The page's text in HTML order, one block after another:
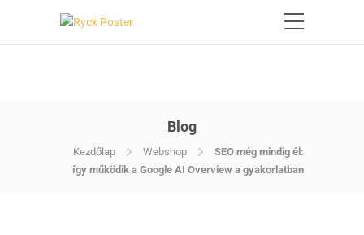
Blog
Kezdőlap Webshop
SEO még mindig él:
így működik a Google AI Overview a gyakorlatban